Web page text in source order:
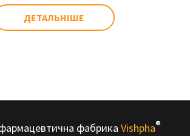
ДЕТАЛЬНІШЕ
фабрика Vishpha®